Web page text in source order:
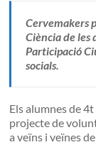
Cervemakers
Ciència de les
Participació
socials.
Els alumnes de
projecte de
a veïns i veïnes